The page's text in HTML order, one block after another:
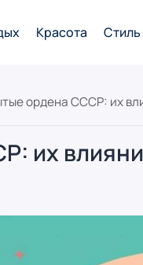
Красота Стиль
их